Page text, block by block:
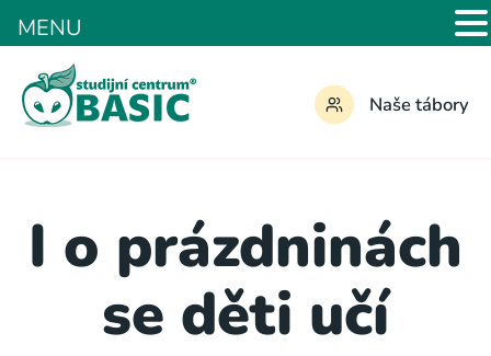
Naše tábory
I o prázdninách
se děti učí
MENU